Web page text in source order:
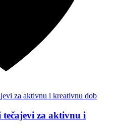
za aktivnu i